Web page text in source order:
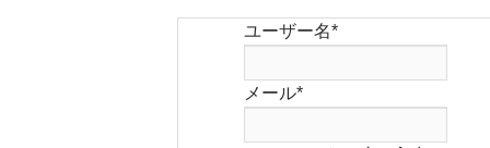
ユーザー名*
メール*